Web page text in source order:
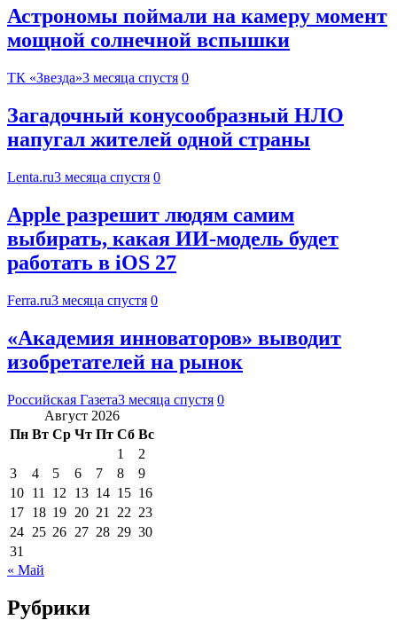
Астрономы поймали на камеру момент
мощной солнечной вспышки
ТК «Звезда»3 месяца спустя 0
Загадочный конусообразный НЛО
напугал жителей одной страны
Lenta.ru3 месяца спустя 0
Apple разрешит людям самим
выбирать, какая ИИ-модель будет
работать в iOS 27
Ferra.ru3 месяца спустя 0
«Академия инноваторов» выводит
изобретателей на рынок
Российская Газета3 месяца спустя 0
Август 2026
Пн Вт Ср Чт Пт Сб Вс
1
2
3
4 5 6 7 8
9
10 11 12 13 14 15 16
17 18 19 20 21 22 23
24 25 26 27 28 29 30
31
« Май
Рубрики